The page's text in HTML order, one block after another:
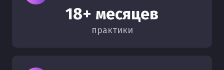
18+ месяцев
практики